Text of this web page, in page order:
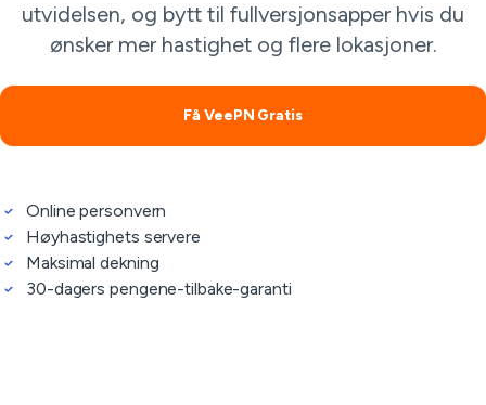
utvidelsen, og bytt til fullversjonsapper hvis du
ønsker mer hastighet og flere lokasjoner.
Få VeePN Gratis
Online personvern
Høyhastighets servere
Maksimal dekning
30-dagers pengene-tilbake-garanti